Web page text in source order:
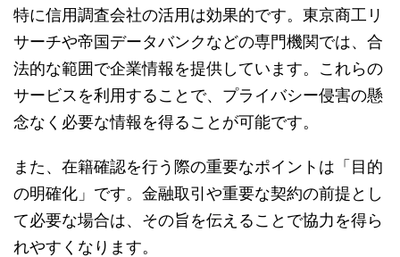
特に信用調査会社の活用は効果的です。東京商工リ
サーチや帝国データバンクなどの専門機関では、合
法的な範囲で企業情報を提供しています。これらの
サービスを利用することで、プライバシー侵害の懸
念なく必要な情報を得ることが可能です。
また、在籍確認を行う際の重要なポイントは「目的
の明確化」です。金融取引や重要な契約の前提とし
て必要な場合は、その旨を伝えることで協力を得ら
れやすくなります。